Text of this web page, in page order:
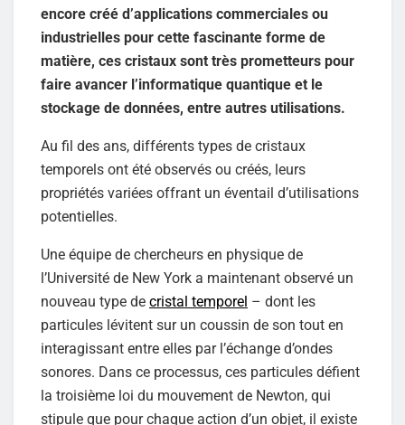
encore créé d’applications commerciales ou
industrielles pour cette fascinante forme de
matière, ces cristaux sont très prometteurs pour
faire avancer l’informatique quantique et le
stockage de données, entre autres utilisations.
Au fil des ans, différents types de cristaux
temporels ont été observés ou créés, leurs
propriétés variées offrant un éventail d’utilisations
potentielles.
Une équipe de chercheurs en physique de
l’Université de New York a maintenant observé un
nouveau type de cristal temporel – dont les
particules lévitent sur un coussin de son tout en
interagissant entre elles par l’échange d’ondes
sonores. Dans ce processus, ces particules défient
la troisième loi du mouvement de Newton, qui
stipule que pour chaque action d’un objet, il existe